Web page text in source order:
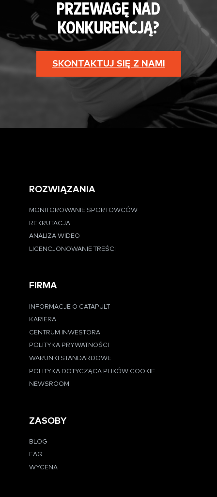
PRZEWAGĘ NAD
KONKURENCJĄ?
SKONTAKTUJ SIĘ Z NAMI
ROZWIĄZANIA
MONITOROWANIE SPORTOWCÓW
REKRUTACJA
ANALIZA WIDEO
LICENCJONOWANIE TREŚCI
FIRMA
INFORMACJE O CATAPULT
KARIERA
CENTRUM INWESTORA
POLITYKA PRYWATNOŚCI
WARUNKI STANDARDOWE
POLITYKA DOTYCZĄCA PLIKÓW COOKIE
NEWSROOM
ZASOBY
BLOG
FAQ
WYCENA